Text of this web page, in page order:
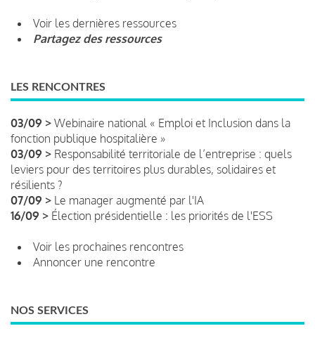
Voir les dernières ressources
Partagez des ressources
LES RENCONTRES
03/09 > Webinaire national « Emploi et Inclusion dans la
fonction publique hospitalière »
03/09 > Responsabilité territoriale de l’entreprise : quels
leviers pour des territoires plus durables, solidaires et
résilients ?
07/09 > Le manager augmenté par l'IA
16/09 > Élection présidentielle : les priorités de l'ESS
Voir les prochaines rencontres
Annoncer une rencontre
NOS SERVICES